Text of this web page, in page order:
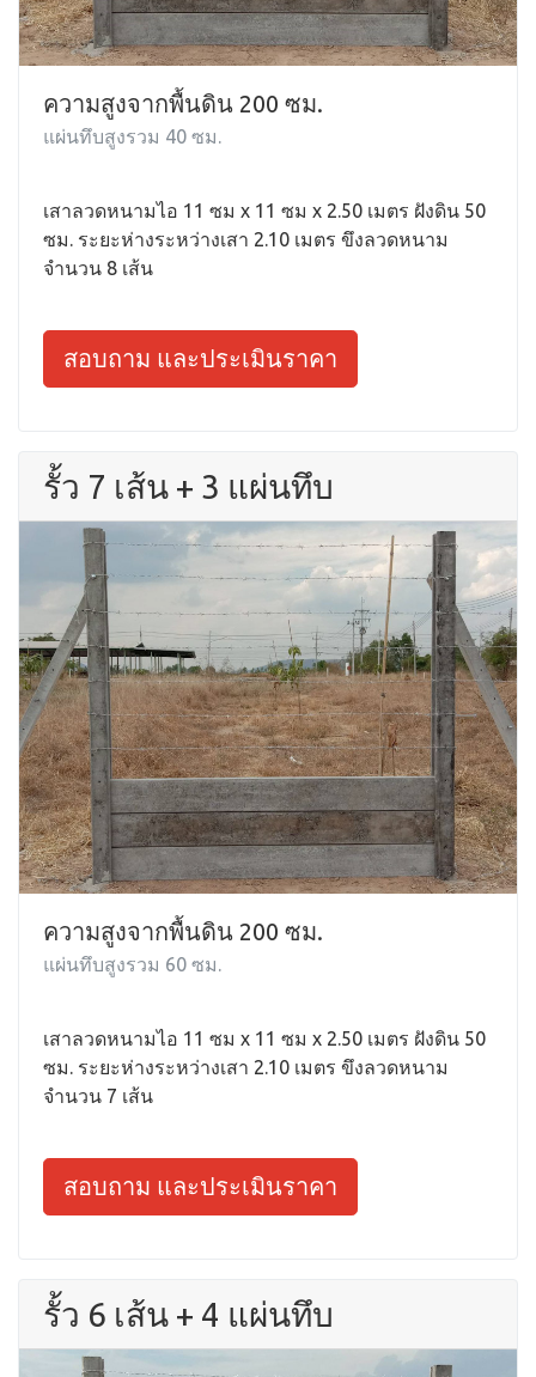
ความสูงจากพื้นดิน 200 ซม.
แผ่นทึบสูงรวม 40 ซม.
เสาลวดหนามไอ 11 ซม x 11 ซม x 2.50 เมตร ฝังดิน 50
ซม. ระยะห่างระหว่างเสา 2.10 เมตร ขึงลวดหนาม
จำนวน 8 เส้น
สอบถาม และประเมินราคา
รั้ว 7 เส้น + 3 แผ่นทึบ
ความสูงจากพื้นดิน 200 ซม.
แผ่นทึบสูงรวม 60 ซม.
เสาลวดหนามไอ 11 ซม x 11 ซม x 2.50 เมตร ฝังดิน 50
ซม. ระยะห่างระหว่างเสา 2.10 เมตร ขึงลวดหนาม
จำนวน 7 เส้น
สอบถาม และประเมินราคา
รั้ว 6 เส้น + 4 แผ่นทึบ